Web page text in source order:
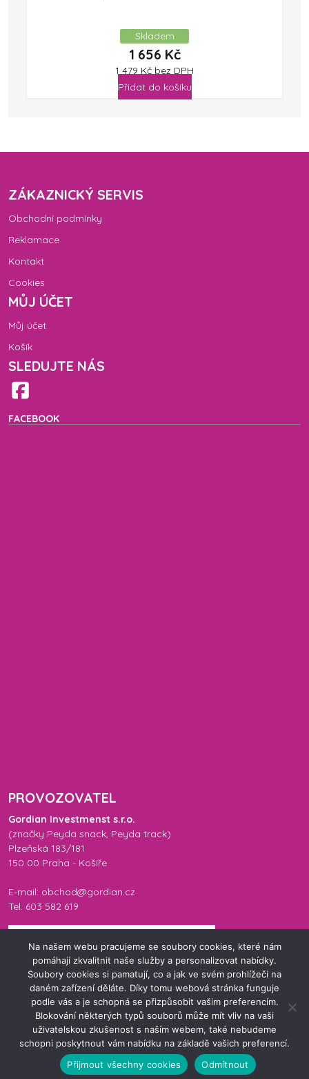
Skladem
1 656 Kč
1 479 Kč bez DPH
Přidat do košíku
ZÁKAZNICKÝ SERVIS
Obchodní podmínky
Reklamace
Kontakt
Cookies
MŮJ ÚČET
Můj účet
Košík
SLEDUJTE NÁS
FACEBOOK
PROVOZOVATEL
Gordian Investmenst s.r.o.
(značky Peyda snack, Peyda track)
Plzeňská 183/181
150 00 Praha - Košíře
E-mail: obchod@gordian.cz
Tel. 603 582 619
© 2026 Peyda Eshop. Všechna práva vyhrazena.
Vytvořil:Intraservis
Na našem webu pracujeme se soubory cookies, které nám
pomáhají zkvalitnit naše služby a personalizovat nabídky.
Soubory cookies si pamatují, co a jak ve svém prohlížeči na
daném zařízení děláte. Díky tomu webová stránka funguje
podle vás a je schopná se přizpůsobit vašim preferencím.
Blokování některých typů souborů může mít vliv na vaši
uživatelskou zkušenost s naším webem, také nebudeme
schopni poskytnout vám nabídku na základě vašich preferencí.
Přijmout všechny cookies
Odmítnout